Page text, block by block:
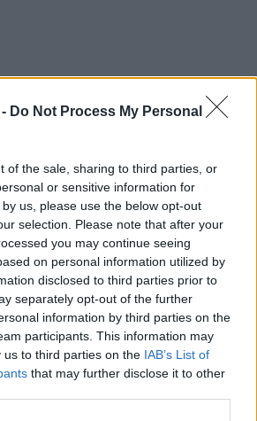
Do Not Process My Personal
of the sale, sharing to third parties, or
or sensitive information for
us, please use the below opt-out
selection. Please note that after your
you may continue seeing
on personal information utilized by
disclosed to third parties prior to
separately opt-out of the further
information by third parties on the
participants. This information may
us to third parties on the IAB’s List of
that may further disclose it to other